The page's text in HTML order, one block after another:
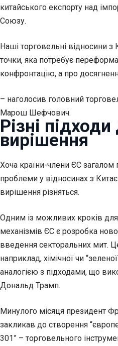
китайського експорту над
Союзу.
Наші торговельні відносини
точки, яка потребує
конфронтацію, а про
– наголосив головний
Марош Шефчович.
Різні
вирішення
Хоча країни-члени ЄС
проблеми у відносинах з
вирішення різняться.
Одним із можливих кроків
механізмів ЄС є розробка
введення секторальних мит.
наприклад, хімічної чи
аналогією з підходами, що
Дональд Трамп.
Минулого місяця президент
закликав до створення
301” – торговельного